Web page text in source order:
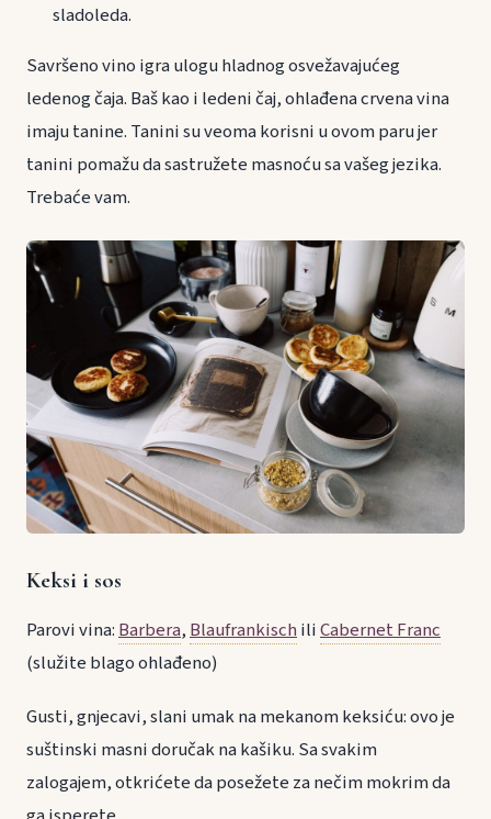
sladoleda.
Savršeno vino igra ulogu hladnog osvežavajućeg
ledenog čaja. Baš kao i ledeni čaj, ohlađena crvena vina
imaju tanine. Tanini su veoma korisni u ovom paru jer
tanini pomažu da sastružete masnoću sa vašeg jezika.
Trebaće vam.
Keksi i sos
Parovi vina: Barbera, Blaufrankisch iliCabernet Franc
(služite blago ohlađeno)
Gusti, gnjecavi, slani umak na mekanom keksiću: ovo je
suštinski masni doručak na kašiku. Sa svakim
zalogajem, otkrićete da posežete za nečim mokrim da